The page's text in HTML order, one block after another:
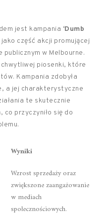
jest kampania ‘Dumb
część akcji promującej
w Melbourne.
piosenki, które
Kampania zdobyła
a jej charakterystyczne
te skutecznie
co przyczyniło się do
Wyniki
Wzrost sprzedaży oraz
zwiększone zaangażowanie
w mediach
społecznościowych.